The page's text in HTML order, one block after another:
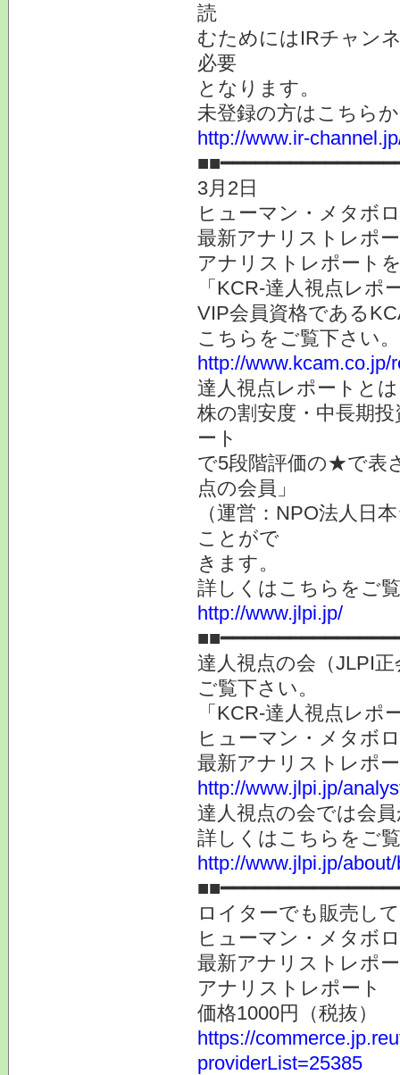
読
むためにはIRチャン
必要
となります。
未登録の方はこちら
http://www.ir-
3月2日
ヒューマン・メタボ
最新アナリストレポ
アナリストレポート
「KCR-達人視点レ
VIP会員資格である
こちらをご覧下さい。
http://www.kcam.co.jp/
達人視点レポートと
株の割安度・中長期
ート
で5段階評価の★で表
点の会員」
（運営：NPO法人日
ことがで
きます。
詳しくはこちらをご
http://www.jlpi.jp/
達人視点の会（JLPI
ご覧下さい。
「KCR-達人視点レ
ヒューマン・メタボ
最新アナリストレポ
http://www.jlpi.jp/
達人視点の会では会
詳しくはこちらをご
http://www.jlpi.jp/
ロイターでも販売し
ヒューマン・メタボ
最新アナリストレポ
アナリストレポート
価格1000円（税抜）
https://
providerList=25385